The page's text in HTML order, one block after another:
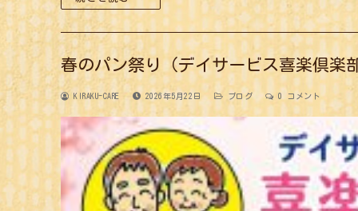
春のパン祭り（デイサービス喜楽倶楽
KIRAKU-CARE 2026年5月22日 ブログ 0 コメント